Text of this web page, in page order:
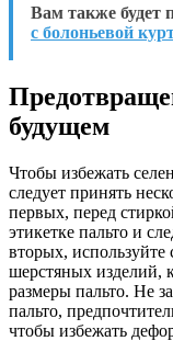
Вам также будет
с болоньевой
будущем
Чтобы избежать
следует принять
первых, перед
этикетке пальто и
вторых, используйте
шерстяных изделий,
размеры пальто. Не
пальто,
чтобы избежать